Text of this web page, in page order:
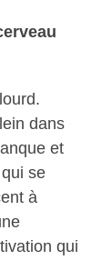
dans
et
se
à
qui